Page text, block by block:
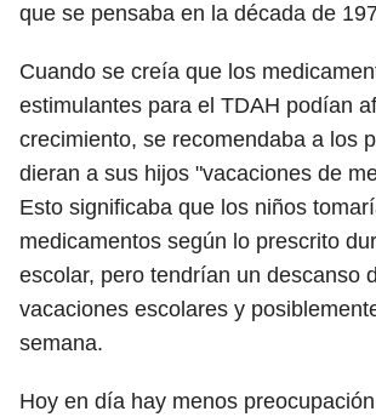
que se pensaba en la década de
Cuando se creía que los
estimulantes para el TDAH podían
crecimiento, se recomendaba a los
dieran a sus hijos "vacaciones de
Esto significaba que los niños
medicamentos según lo prescrito
escolar, pero tendrían un descanso
vacaciones escolares y
semana.
Hoy en día hay menos